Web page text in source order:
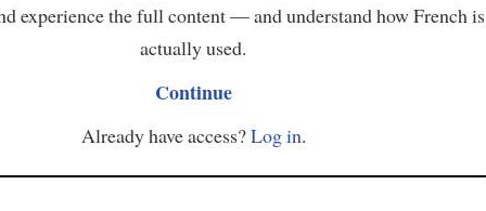
experience the full content — and understand how French is
actually used.
Continue
Already have access?Log in.